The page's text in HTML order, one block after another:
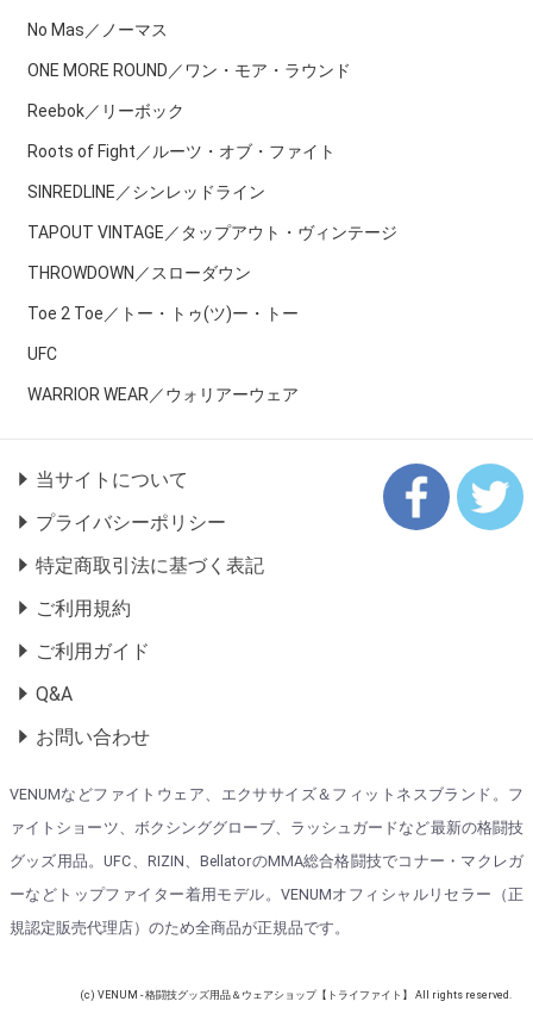
No Mas／ノーマス
ONE MORE ROUND／ワン・モア・ラウンド
Reebok／リーボック
Roots of Fight／ルーツ・オブ・ファイト
SINREDLINE／シンレッドライン
TAPOUT VINTAGE／タップアウト・ヴィンテージ
THROWDOWN／スローダウン
Toe 2 Toe／トー・トゥ(ツ)ー・トー
UFC
WARRIOR WEAR／ウォリアーウェア
当サイトについて
プライバシーポリシー
特定商取引法に基づく表記
ご利用規約
ご利用ガイド
Q&A
お問い合わせ
VENUMなどファイトウェア、エクササイズ＆フィットネスブランド。フ
ァイトショーツ、ボクシンググローブ、ラッシュガードなど最新の格闘技
グッズ用品。UFC、RIZIN、BellatorのMMA総合格闘技でコナー・マクレガ
ーなどトップファイター着用モデル。VENUMオフィシャルリセラー（正
規認定販売代理店）のため全商品が正規品です。
(c) VENUM - 格闘技グッズ用品＆ウェアショップ【トライファイト】 All rights reserved.